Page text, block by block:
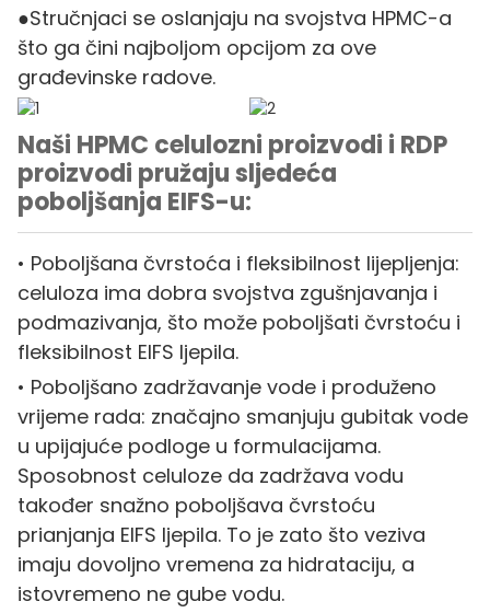
●Stručnjaci se oslanjaju na svojstva HPMC-a
što ga čini najboljom opcijom za ove
građevinske radove.
Naši HPMC celulozni proizvodi i RDP
proizvodi pružaju sljedeća
poboljšanja EIFS-u:
• Poboljšana čvrstoća i fleksibilnost lijepljenja:
celuloza ima dobra svojstva zgušnjavanja i
podmazivanja, što može poboljšati čvrstoću i
fleksibilnost EIFS ljepila.
• Poboljšano zadržavanje vode i produženo
vrijeme rada: značajno smanjuju gubitak vode
u upijajuće podloge u formulacijama.
Sposobnost celuloze da zadržava vodu
također snažno poboljšava čvrstoću
prianjanja EIFS ljepila. To je zato što veziva
imaju dovoljno vremena za hidrataciju, a
istovremeno ne gube vodu.